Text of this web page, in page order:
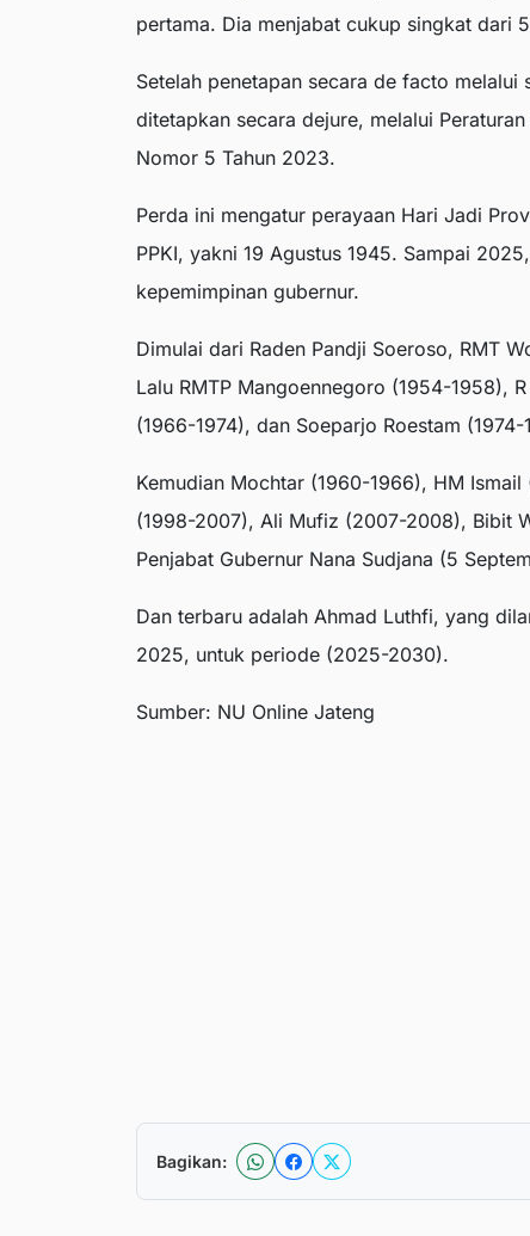
pertama. Dia menjabat cukup singkat dari
Setelah penetapan secara de facto
ditetapkan secara dejure, melalui
Nomor 5 Tahun 2023.
Perda ini mengatur perayaan Hari Jadi
PPKI, yakni 19 Agustus 1945. Sampai
kepemimpinan gubernur.
Dimulai dari Raden Pandji Soeroso, RMT
Lalu RMTP Mangoennegoro (1954-1958),
(1966-1974), dan Soeparjo Roestam (1974-
Kemudian Mochtar (1960-1966), HM
(1998-2007), Ali Mufiz (2007-2008), Bibit
Penjabat Gubernur Nana Sudjana (5
Dan terbaru adalah Ahmad Luthfi, yang
2025, untuk periode (2025-2030).
Sumber: NU Online Jateng
Bagikan: